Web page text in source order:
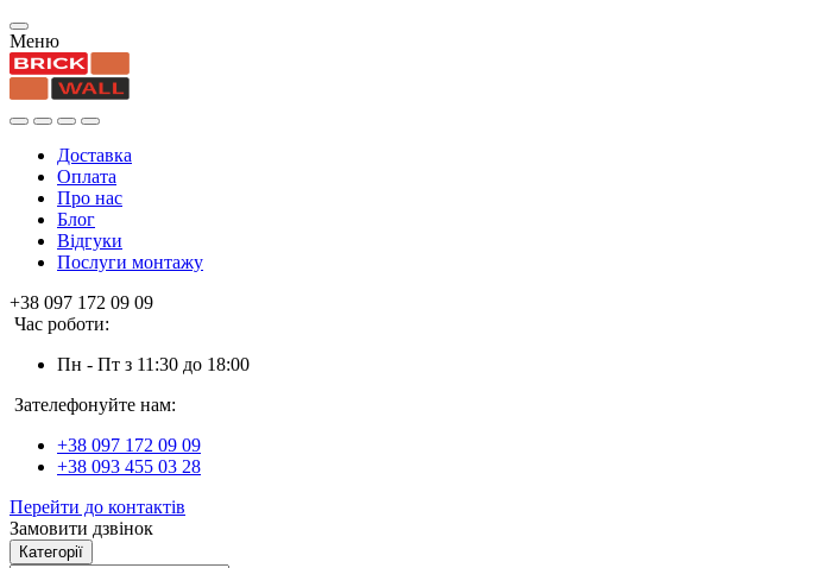
Меню
Доставка
Оплата
Про нас
Блог
Відгуки
Послуги монтажу
+38 097 172 09 09
Час роботи:
Пн - Пт з 11:30 до 18:00
Зателефонуйте нам:
+38 097 172 09 09
+38 093 455 03 28
Перейти до контактів
Замовити дзвінок
Категорії